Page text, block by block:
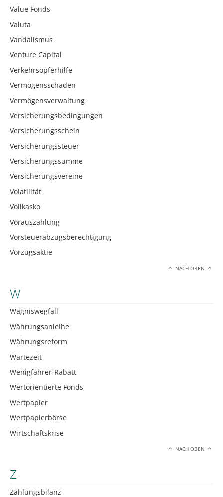
Value Fonds
Valuta
Vandalismus
Venture Capital
Verkehrsopferhilfe
Vermögensschaden
Vermögensverwaltung
Versicherungsbedingungen
Versicherungsschein
Versicherungssteuer
Versicherungssumme
Versicherungsvereine
Volatilität
Vollkasko
Vorauszahlung
Vorsteuerabzugsberechtigung
Vorzugsaktie
NACH OBEN
W
Wagniswegfall
Währungsanleihe
Währungsreform
Wartezeit
Wenigfahrer-Rabatt
Wertorientierte Fonds
Wertpapier
Wertpapierbörse
Wirtschaftskrise
NACH OBEN
Z
Zahlungsbilanz